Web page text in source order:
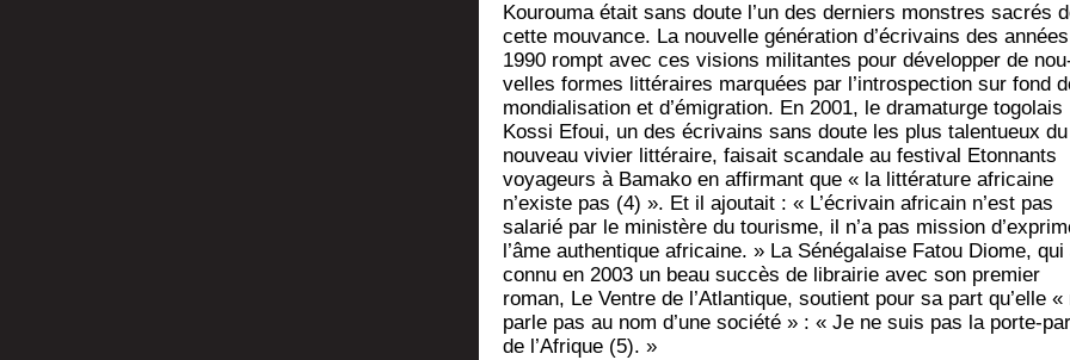
Kou­rou­ma était sans doute l’un des der­niers monstres sacrés
cette mou­vance. La nou­velle géné­ra­tion d’écrivains des années
1990 rompt avec ces visions mili­tantes pour déve­lop­per de
velles formes lit­té­raires mar­quées par l’introspection sur fond
mon­dia­li­sa­tion et d’émigration. En 2001, le dra­ma­turge togo­lais
Kos­si Efoui, un des écri­vains sans doute les plus talen­tueux du
nou­veau vivier lit­té­raire, fai­sait scan­dale au fes­ti­val Eton­nants
voya­geurs à Bama­ko en affir­mant que « la lit­té­ra­ture afri­caine
n’existe pas (4) ». Et il ajou­tait : « L’écrivain afri­cain n’est pas
sala­rié par le minis­tère du tou­risme, il n’a pas mis­sion
l’âme authen­tique afri­caine. » La Séné­ga­laise Fatou Diome, qui
connu en 2003 un beau suc­cès de librai­rie avec son pre­mier
roman, Le Ventre de l’Atlantique, sou­tient pour sa part qu’elle «
parle pas au nom d’une socié­té » : « Je ne suis pas la porte-
de l’Afrique (5). »